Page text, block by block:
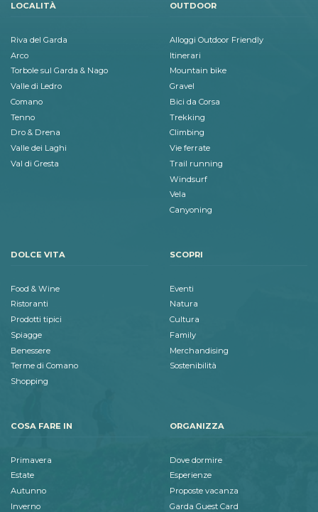
LOCALITÀ
Riva del Garda
Arco
Torbole sul Garda & Nago
Valle di Ledro
Comano
Tenno
Dro & Drena
Valle dei Laghi
Val di Gresta
OUTDOOR
Alloggi Outdoor Friendly
Itinerari
Mountain bike
Gravel
Bici da Corsa
Trekking
Climbing
Vie ferrate
Trail running
Windsurf
Vela
Canyoning
DOLCE VITA
Food & Wine
Ristoranti
Prodotti tipici
Spiagge
Benessere
Terme di Comano
Shopping
SCOPRI
Eventi
Natura
Cultura
Family
Merchandising
Sostenibilità
COSA FARE IN
Primavera
Estate
Autunno
Inverno
ORGANIZZA
Dove dormire
Esperienze
Proposte vacanza
Garda Guest Card